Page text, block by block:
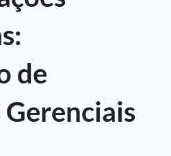
de